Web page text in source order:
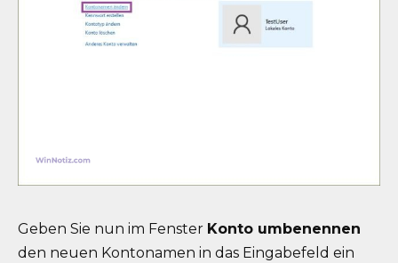
Geben Sie nun im Fenster Konto umbenennen
den neuen Kontonamen in das Eingabefeld ein